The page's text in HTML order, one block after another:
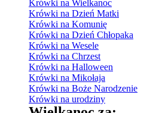
Krówki na Wielkanoc
Krówki na Dzień Matki
Krówki na Komunię
Krówki na Dzień Chłopaka
Krówki na Wesele
Krówki na Chrzest
Krówki na Halloween
Krówki na Mikołaja
Krówki na Boże Narodzenie
Krówki na urodziny